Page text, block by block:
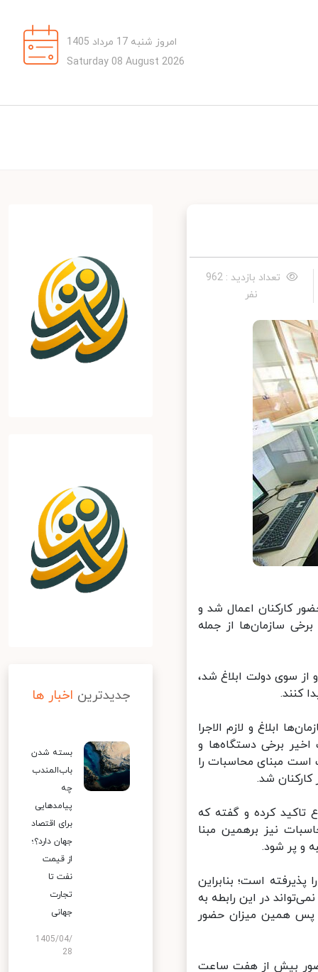
امروز شنبه 17 مرداد 1405
Saturday 08 August 2026
تعداد بازدید : 962
نفر
کارکنان اعمال شد و
سازمان‌ها از جمله
سوی دولت ابلاغ شد،
ابلاغ و لازم الاجرا
برخی دستگاه‌ها و
مبنای محاسبات را
شد.
کرده و گفته که
۷:۳۰ تا ۱۴:۳۰ است باید محاسبات نیز برهمین مبنا
و پر شود.
و خود آن را پذیرفته است؛ بنابراین
در این رابطه به
پس همین میزان حضور
بیش از هفت ساعت
جدیدترین اخبار ها
بسته شدن
باب‌المندب
چه
پیامدهایی
برای اقتصاد
جهان دارد؟؛
از قیمت
نفت تا
تجارت
جهانی
1405/04/
28